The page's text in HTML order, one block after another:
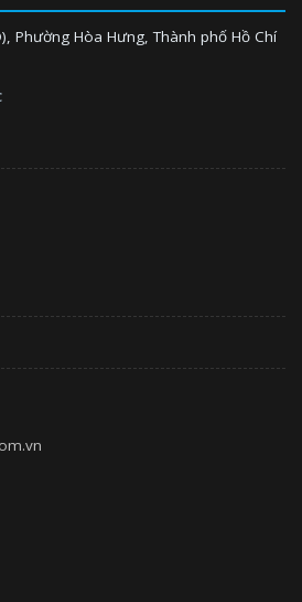
Phường Hòa Hưng, Thành phố Hồ Chí